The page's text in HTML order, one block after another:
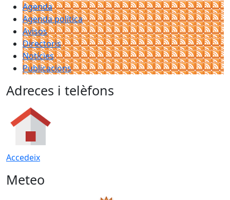
Agenda
Agenda política
Avisos
Directoris
Notícies
Publicacions
Adreces i telèfons
Accedeix
Meteo